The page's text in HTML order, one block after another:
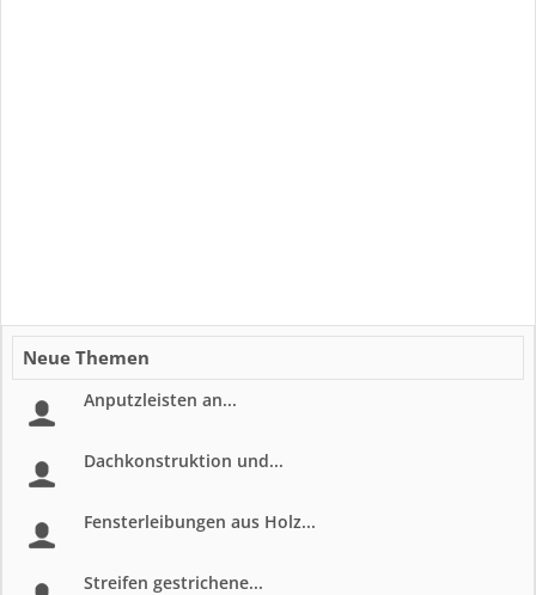
Neue Themen
Anputzleisten an...
Dachkonstruktion und...
Fensterleibungen aus Holz...
Streifen gestrichene...